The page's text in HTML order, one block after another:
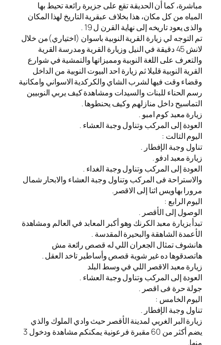
مباشرة، كما أن الحديقة تقع على جزيرة رائعة تحيط بها
المياه من كل مكان، هذا بخلاف عبقرية التاريخ لهذا المكان
والذى يعود تاريخه إلى نهاية القرن ل 19 .
تم التوجه لي زيارة القرية النوبية باسوان (اختياري)من خلال
لانش 45 دقيقة في النيل وزيارة القرية ومدرسة القرية
والتعرف على اللغة النوبية ومميزاتها والتمشية في شوارع
القرية النوبية قليلا ثم زيارة احد البيوت النوبية من الداخل
وقضاء وقت فيها لشرب الشاي والكركدية الاسواني وامكانية
رسم الحناء للبنات والسيدات ومشاهدة كيف يربي النوبيين
التماسيح داخل منازلهم وكيف يحنطوها .
زيارة معبد كوم امبو .
العودة إلى المركب وتناول وجبة العشاء .
اليوم التالت :
تناول وجبة الإفطار .
زيارة معبد ادفو .
العودة إلى المركب وتناول وجبة الغداء .
والاستراحة فى المركب وتناول وجبة العشاء والابحار شمال
مرورا بهاويس اثنا إلى الاقصر.
اليوم الرابع :
الوصول إلى الأقصر .
تبدأ بزيارة معبد الكرنك وهو أكبر المعابد في العالم ومشاهدة
الأعمدة الشاهقة والبحيرة المقدسة .
هانشوف تمثال الجعران اللي له قصص رائعة مش
هاتصدقوها ده غير شوية قصص وأساطير تاخد العقل .
زيارة معبد الاقصر اللي في وسط البلد
العودة إلى المركب وتناول وجبة العشاء .
جولة حرة فى اقصر .
اليوم الخامس :
تناول وجبة الإفطار .
زيارة البر الغربي لمدينة الأقصر حيث وادي الملوك والذي
يضم أكثر من 60 مقبرة فرعونية يمكنكم مشاهدة ودخول 3
منها.